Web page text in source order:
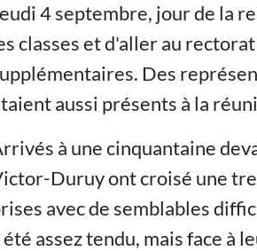
4 septembre, jour de la
classes et d'aller au
Des
aussi présents à la
à une cinquantaine
Duruy ont croisé une
avec de semblables
été assez tendu, mais face à